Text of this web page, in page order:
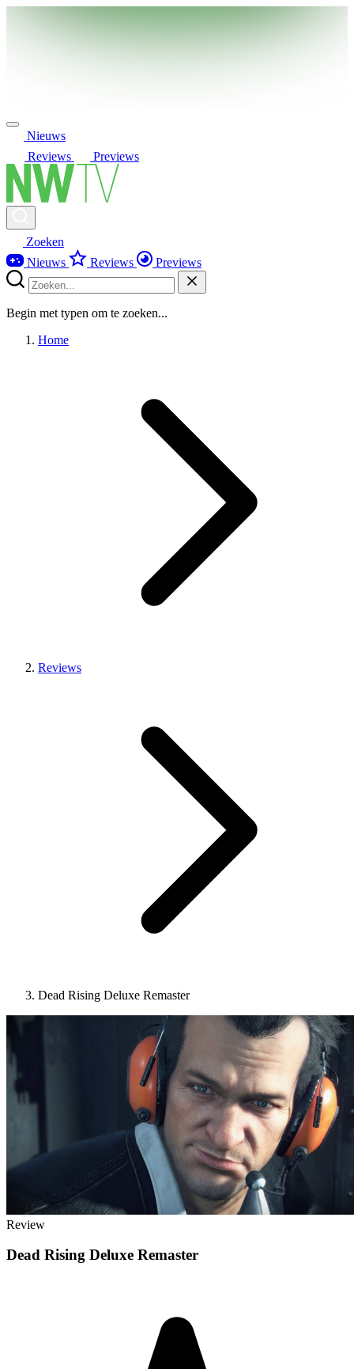
Nieuws
Reviews
Previews
Zoeken
Nieuws
Reviews Previews
Begin met typen om te zoeken...
Home
Reviews
Dead Rising Deluxe Remaster
Review
Dead Rising Deluxe Remaster